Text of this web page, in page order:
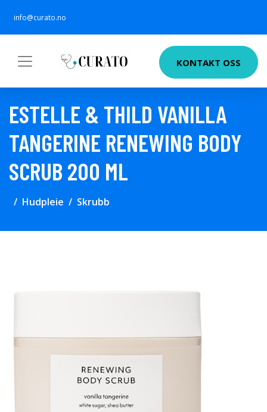
info@curato.no
KONTAKT OSS
ESTELLE & THILD VANILLA
TANGERINE RENEWING BODY
SCRUB 200 ML
Hudpleie Skrubb